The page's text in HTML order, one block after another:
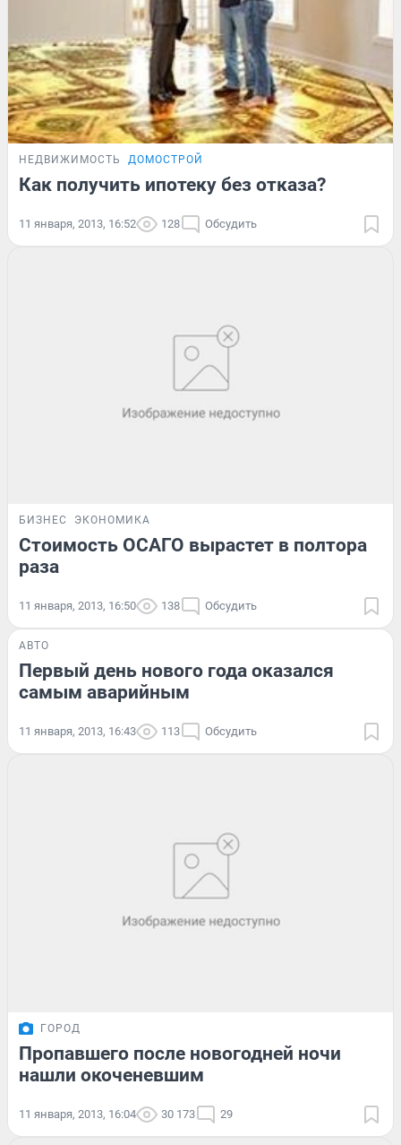
НЕДВИЖИМОСТЬ ДОМОСТРОЙ
Как получить ипотеку без отказа?
11 января, 2013, 16:52 128 Обсудить
БИЗНЕС ЭКОНОМИКА
Стоимость ОСАГО вырастет в полтора
раза
11 января, 2013, 16:50 138 Обсудить
АВТО
Первый день нового года оказался
самым аварийным
11 января, 2013, 16:43 113 Обсудить
ГОРОД
Пропавшего после новогодней ночи
нашли окоченевшим
11 января, 2013, 16:04 30 173 29